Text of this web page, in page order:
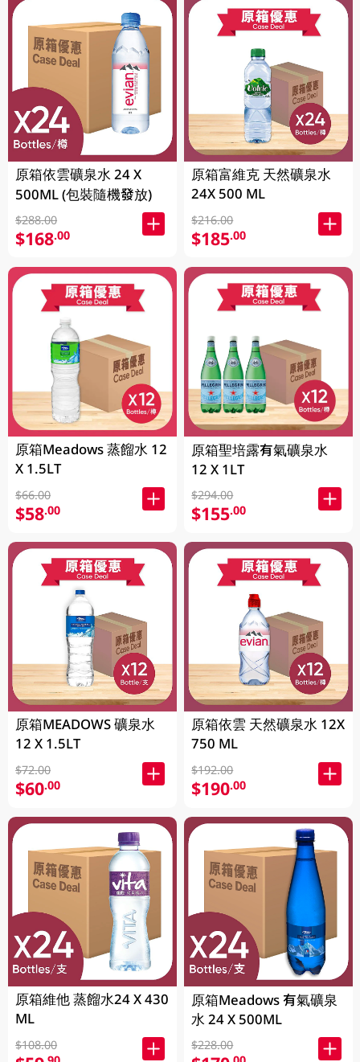
原箱依雲礦泉水 24 X
500ML (包裝隨機發放)
$288.00
$168.00
原箱Meadows 蒸餾水 12
X 1.5LT
$66.00
$58.00
原箱MEADOWS 礦泉水
12 X 1.5LT
$72.00
$60.00
原箱維他 蒸餾水24 X 430
ML
$108.00
原箱富維克 天然礦泉水
24X 500 ML
$216.00
$185.00
原箱聖培露有氣礦泉水
12 X 1LT
$294.00
$155.00
原箱依雲 天然礦泉水 12X
750 ML
$192.00
$190.00
原箱Meadows 有氣礦泉
水 24 X 500ML
$228.00